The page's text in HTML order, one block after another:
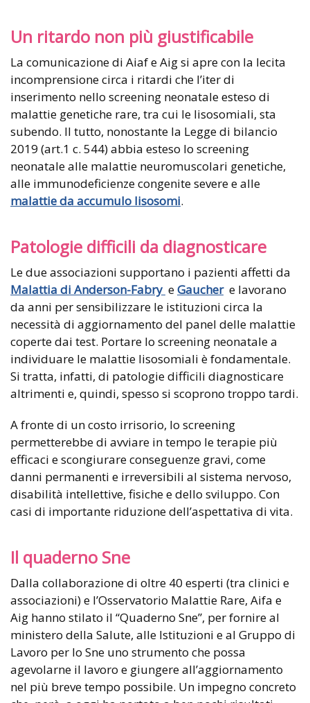
Un ritardo non più giustificabile
La comunicazione di Aiaf e Aig si apre con la lecita
incomprensione circa i ritardi che l’iter di
inserimento nello screening neonatale esteso di
malattie genetiche rare, tra cui le lisosomiali, sta
subendo. Il tutto, nonostante la Legge di bilancio
2019 (art.1 c. 544) abbia esteso lo screening
neonatale alle malattie neuromuscolari genetiche,
alle immunodeficienze congenite severe e alle
malattie da accumulo lisosomi.
Patologie difficili da diagnosticare
Le due associazioni supportano i pazienti affetti da
Malattia di Anderson-Fabry eGauchere lavorano
da anni per sensibilizzare le istituzioni circa la
necessità di aggiornamento del panel delle malattie
coperte dai test. Portare lo screening neonatale a
individuare le malattie lisosomiali è fondamentale.
Si tratta, infatti, di patologie difficili diagnosticare
altrimenti e, quindi, spesso si scoprono troppo tardi.
A fronte di un costo irrisorio, lo screening
permetterebbe di avviare in tempo le terapie più
efficaci e scongiurare conseguenze gravi, come
danni permanenti e irreversibili al sistema nervoso,
disabilità intellettive, fisiche e dello sviluppo. Con
casi di importante riduzione dell’aspettativa di vita.
Il quaderno Sne
Dalla collaborazione di oltre 40 esperti (tra clinici e
associazioni) e l’Osservatorio Malattie Rare, Aifa e
Aig hanno stilato il “Quaderno Sne”, per fornire al
ministero della Salute, alle Istituzioni e al Gruppo di
Lavoro per lo Sne uno strumento che possa
agevolarne il lavoro e giungere all’aggiornamento
nel più breve tempo possibile. Un impegno concreto